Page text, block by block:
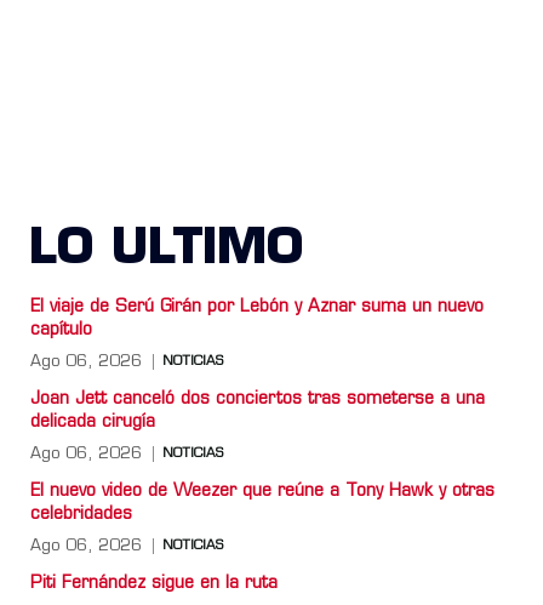
LO ULTIMO
El viaje de Serú Girán por Lebón y Aznar suma un nuevo
capítulo
Ago 06, 2026 NOTICIAS
Joan Jett canceló dos conciertos tras someterse a una
delicada cirugía
Ago 06, 2026 NOTICIAS
El nuevo video de Weezer que reúne a Tony Hawk y otras
celebridades
Ago 06, 2026 NOTICIAS
Piti Fernández sigue en la ruta